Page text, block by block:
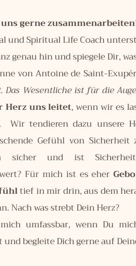
gerne
und Spiritual Life Coach
genau hin und spiegele Dir,
von Antoine de Saint-
Das Wesentliche ist für die
Herz uns leitet, wenn wir es
Wir tendieren dazu unsere
Gefühl von
sicher und ist
Für mich ist es eher
tief in mir drin, aus dem
Nach was strebt Dein Herz?
umfassbar, wenn Du
begleite Dich gerne auf